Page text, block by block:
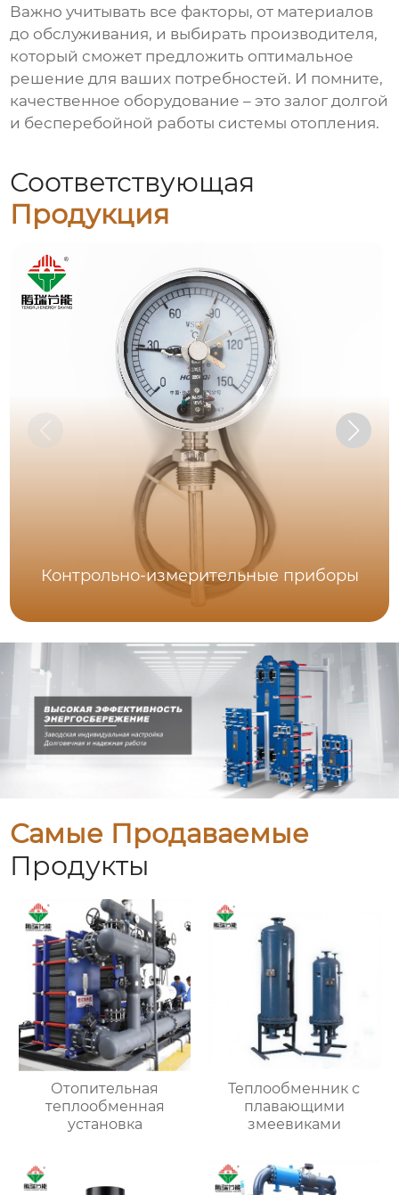
Важно учитывать все факторы, от материалов
до обслуживания, и выбирать производителя,
который сможет предложить оптимальное
решение для ваших потребностей. И помните,
качественное оборудование – это залог долгой
и бесперебойной работы системы отопления.
Соответствующая
Продукция
Контрольно-измерительные приборы
Самые Продаваемые
Продукты
Отопительная
теплообменная
установка
Теплообменник с
плавающими
змеевиками